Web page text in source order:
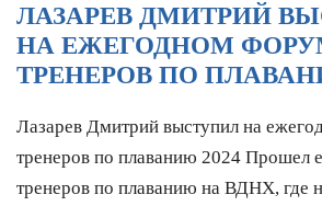
ЛАЗАРЕВ ДМИТРИЙ
НА ЕЖЕГОДНОМ
ТРЕНЕРОВ ПО
Лазарев Дмитрий выступил на
тренеров по плаванию 2024 Прошел
тренеров по плаванию на ВДНХ, где